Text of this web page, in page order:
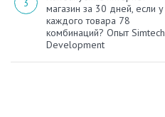
магазин за 30 дней, если у
каждого товара 78
комбинаций? Опыт Simtech
Development